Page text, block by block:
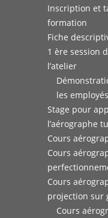
Inscription et
formation
Fiche
1 ère session
l’atelier
les
Stage pour
l’aérographe
Cours
Cours
Cours
projection sur
Cours